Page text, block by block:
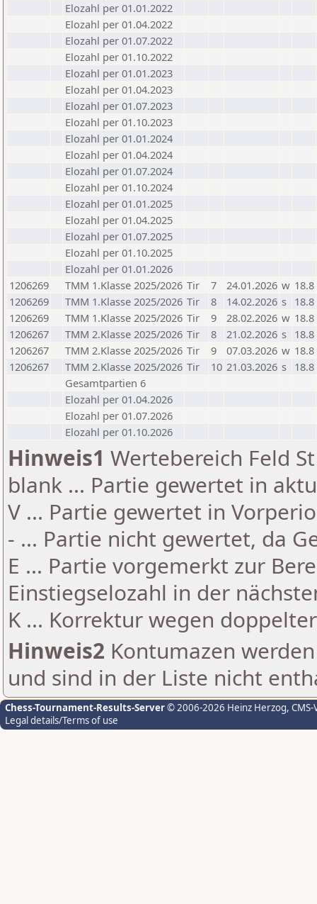
Elozahl per 01.01.2022
Elozahl per 01.04.2022
Elozahl per 01.07.2022
Elozahl per 01.10.2022
Elozahl per 01.01.2023
Elozahl per 01.04.2023
Elozahl per 01.07.2023
Elozahl per 01.10.2023
Elozahl per 01.01.2024
Elozahl per 01.04.2024
Elozahl per 01.07.2024
Elozahl per 01.10.2024
Elozahl per 01.01.2025
Elozahl per 01.04.2025
Elozahl per 01.07.2025
Elozahl per 01.10.2025
Elozahl per 01.01.2026
1206269
TMM 1.Klasse 2025/2026 Tir 7 24.01.2026 w 18.8
1206269
TMM 1.Klasse 2025/2026 Tir 8 14.02.2026 s 18.8
1206269
TMM 1.Klasse 2025/2026 Tir 9 28.02.2026 w 18.8
1206267
TMM 2.Klasse 2025/2026 Tir 8 21.02.2026 s 18.8
1206267
TMM 2.Klasse 2025/2026 Tir 9 07.03.2026 w 18.8
1206267
TMM 2.Klasse 2025/2026 Tir 10 21.03.2026 s 18.8
Gesamtpartien 6
Elozahl per 01.04.2026
Elozahl per 01.07.2026
Elozahl per 01.10.2026
Hinweis1 Wertebereich Feld
blank ... Partie gewertet in
V ... Partie gewertet in
- ... Partie nicht gewertet, da
E ... Partie vorgemerkt zur
Einstiegselozahl in der
K ... Korrektur wegen
Hinweis2 Kontumazen
und sind in der Liste nicht
Chess-Tournament-Results-Server© 2006-2026 Heinz Herzog,
Legal details/Terms of use